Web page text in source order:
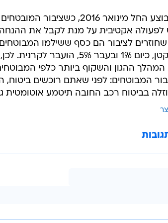
השבת הכספים תבוצע החל מינואר
לציבור הם כסף ששילמו
רכב חובה, שיעור קטן, כיום 1%
המהלך ההגון והשקוף ביותר כלפי
המבוטחים: לפני שאתם רוכשים
בביטוח רכב החובה תיטמע אוטומטית